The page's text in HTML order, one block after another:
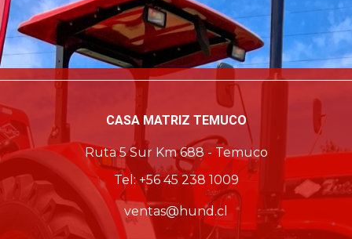
CASA MATRIZ TEMUCO
Ruta 5 Sur Km 688 - Temuco
Tel: +56 45 238 1009
ventas@hund.cl